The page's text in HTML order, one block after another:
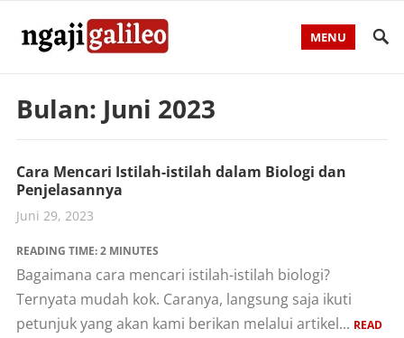
MENU
Bulan: Juni 2023
Cara Mencari Istilah-istilah dalam Biologi dan
Penjelasannya
Juni 29, 2023
READING TIME:2 MINUTES
Bagaimana cara mencari istilah-istilah biologi?
Ternyata mudah kok. Caranya, langsung saja ikuti
petunjuk yang akan kami berikan melalui artikel... READ